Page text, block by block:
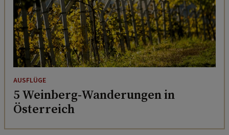
AUSFLÜGE
5 Weinberg-Wanderungen in
Österreich